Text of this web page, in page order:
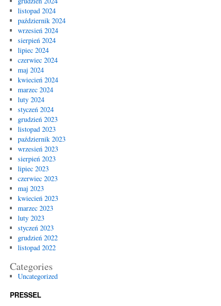
listopad 2024
październik 2024
wrzesień 2024
sierpień 2024
lipiec 2024
czerwiec 2024
maj 2024
kwiecień 2024
marzec 2024
luty 2024
styczeń 2024
grudzień 2023
listopad 2023
październik 2023
wrzesień 2023
sierpień 2023
lipiec 2023
czerwiec 2023
maj 2023
kwiecień 2023
marzec 2023
luty 2023
styczeń 2023
grudzień 2022
listopad 2022
Categories
Uncategorized
PRESSEL